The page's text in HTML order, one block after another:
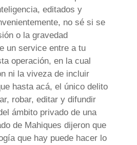
editados y
no sé si se
o la gravedad
un service entre a tu
operación, en la cual
ni la viveza de incluir
hasta acá, el único delito
robar, editar y difundir
ámbito privado de una
de Mahiques dijeron que
que hay puede hacer lo